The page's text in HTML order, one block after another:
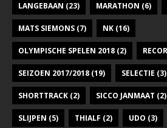
LANGEBAAN (23) MARATHON (6)
MATS SIEMONS (7) NK (16)
OLYMPISCHE SPELEN 2018 (2)
SEIZOEN 2017/2018 (19) SELECTIE (3)
SHORTTRACK (2) SICCO JANMAAT (2)
SLIJPEN (5) THIALF (2) UDO (3)